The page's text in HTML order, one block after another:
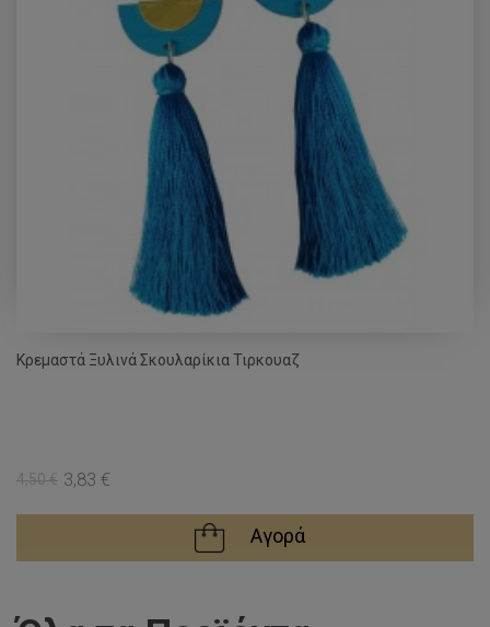
Κρεμαστά Ξυλινά Σκουλαρίκια Τιρκουαζ
4,50 € 3,83 €
Αγορά